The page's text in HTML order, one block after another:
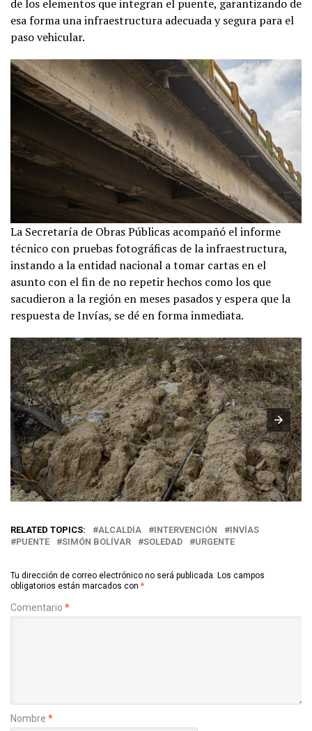
de los elementos que integran el puente, garantizando de
esa forma una infraestructura adecuada y segura para el
paso vehicular.
La Secretaría de Obras Públicas acompañó el informe
técnico con pruebas fotográficas de la infraestructura,
instando a la entidad nacional a tomar cartas en el
asunto con el fin de no repetir hechos como los que
sacudieron a la región en meses pasados y espera que la
respuesta de Invías, se dé en forma inmediata.
RELATED TOPICS: ALCALDÍA INTERVENCIÓN
INVÍAS
PUENTE
SIMÓN BOLÍVAR SOLEDAD URGENTE
Tu dirección de correo electrónico no será publicada. Los campos
obligatorios están marcados con *
Comentario *
Nombre *